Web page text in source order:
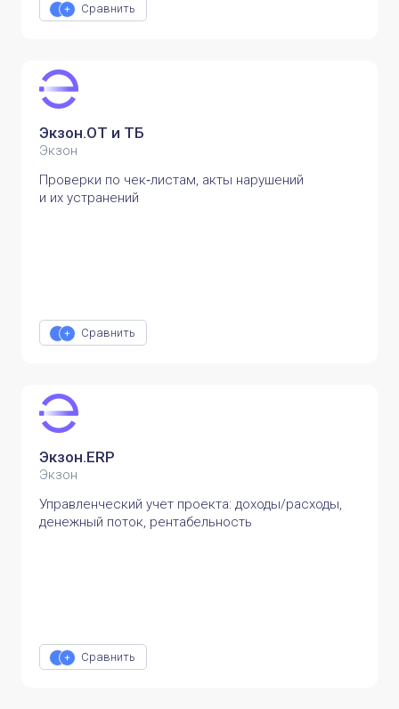
Сравнить
Экзон.ОТ и ТБ
Экзон
Проверки по чек‑листам, акты нарушений
и их устранений
Сравнить
Экзон.ERP
Экзон
Управленческий учет проекта: доходы/расходы,
денежный поток, рентабельность
Сравнить